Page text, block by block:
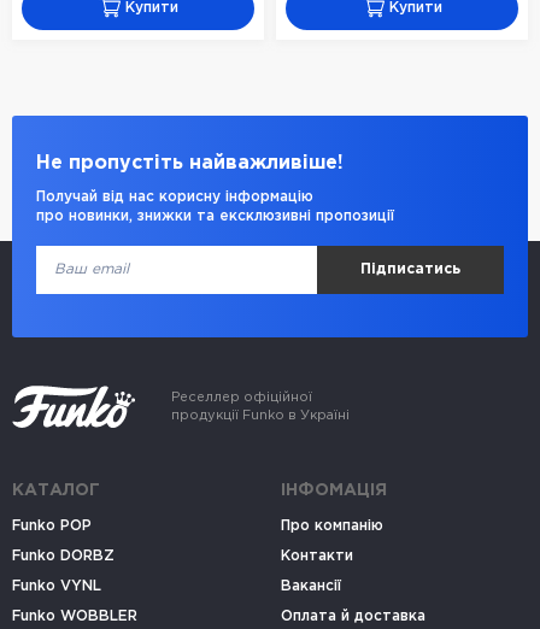
Купити Купити
Не пропустіть найважливіше!
Получай від нас корисну інформацію
про новинки, знижки та ексклюзивні пропозиції
Підписатись
Реселлер офіційної
продукції Funko в Україні
КАТАЛОГ
Funko POP
Funko DORBZ
Funko VYNL
Funko WOBBLER
ІНФОМАЦІЯ
Про компанію
Контакти
Вакансії
Оплата й доставка